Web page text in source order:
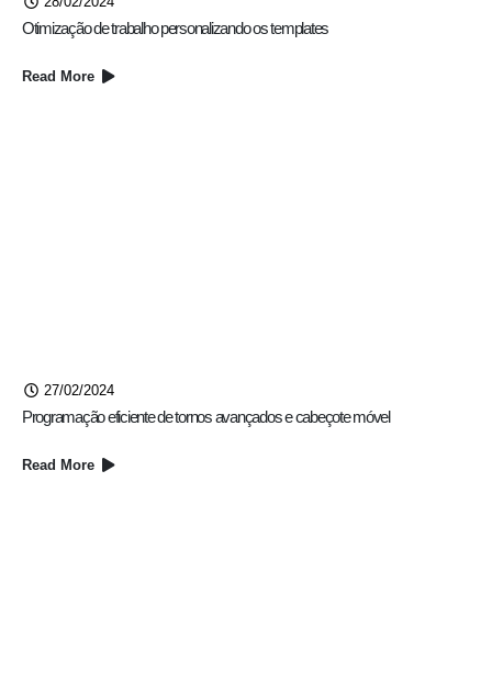
Otimização de trabalho personalizando os templates
Read More
27/02/2024
Programação eficiente de tornos avançados e cabeçote móvel
Read More